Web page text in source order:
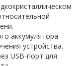
аккумулятора
устройства.
USB-порт для